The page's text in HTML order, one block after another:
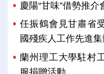
慶陽“甘味”借勢推
任振鶴會見甘肅省
國殘疾人工作先進
蘭州理工大學駐村
服捐贈活動